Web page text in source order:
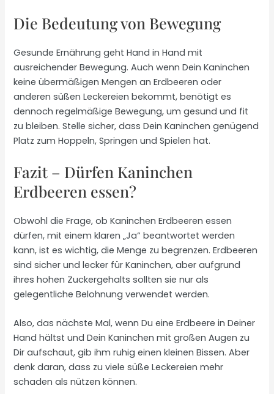
Die Bedeutung von Bewegung
Gesunde Ernährung geht Hand in Hand mit
ausreichender Bewegung. Auch wenn Dein Kaninchen
keine übermäßigen Mengen an Erdbeeren oder
anderen süßen Leckereien bekommt, benötigt es
dennoch regelmäßige Bewegung, um gesund und fit
zu bleiben. Stelle sicher, dass Dein Kaninchen genügend
Platz zum Hoppeln, Springen und Spielen hat.
Fazit – Dürfen Kaninchen
Erdbeeren essen?
Obwohl die Frage, ob Kaninchen Erdbeeren essen
dürfen, mit einem klaren „Ja“ beantwortet werden
kann, ist es wichtig, die Menge zu begrenzen. Erdbeeren
sind sicher und lecker für Kaninchen, aber aufgrund
ihres hohen Zuckergehalts sollten sie nur als
gelegentliche Belohnung verwendet werden.
Also, das nächste Mal, wenn Du eine Erdbeere in Deiner
Hand hältst und Dein Kaninchen mit großen Augen zu
Dir aufschaut, gib ihm ruhig einen kleinen Bissen. Aber
denk daran, dass zu viele süße Leckereien mehr
schaden als nützen können.